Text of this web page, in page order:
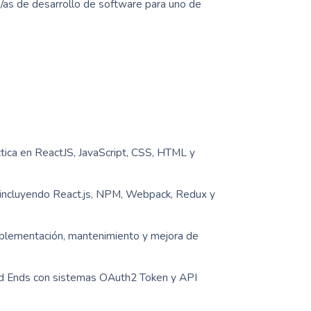
de desarrollo de software para uno de
en ReactJS, JavaScript, CSS, HTML y
React.js, NPM, Webpack, Redux y
mantenimiento y mejora de
Ends con sistemas OAuth2 Token y API